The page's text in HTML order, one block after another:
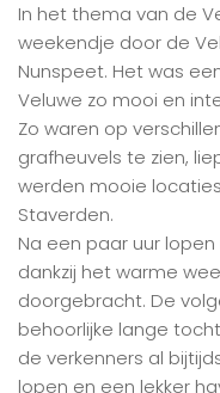
In het thema van de
weekendje door de
Nunspeet. Het was
Veluwe zo mooi en
Zo waren op
grafheuvels te zien,
werden mooie
Staverden.
Na een paar uur
dankzij het warme
doorgebracht. De
behoorlijke lange
de verkenners al
lopen en een lekker